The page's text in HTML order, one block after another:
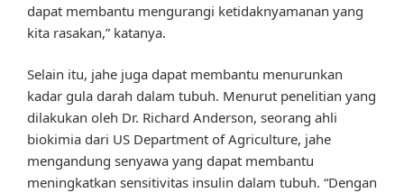
dapat membantu mengurangi ketidaknyamanan yang
kita rasakan,” katanya.
Selain itu, jahe juga dapat membantu menurunkan
kadar gula darah dalam tubuh. Menurut penelitian yang
dilakukan oleh Dr. Richard Anderson, seorang ahli
biokimia dari US Department of Agriculture, jahe
mengandung senyawa yang dapat membantu
meningkatkan sensitivitas insulin dalam tubuh. “Dengan